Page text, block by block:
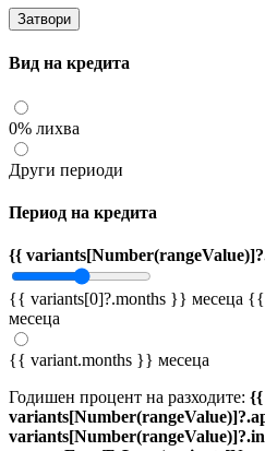
Затвори
Вид на кредита
0% лихва
Други периоди
Период на кредита
{{
{{ variants[0]?.months }} месеца {{
месеца
{{ variant.months }} месеца
Годишен процент на разходите: {{